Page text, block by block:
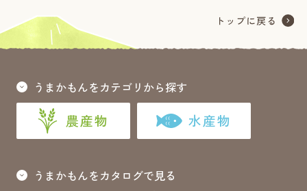
うまかもんをカテゴリから探す
農産物 水産物
うまかもんをカタログで見る